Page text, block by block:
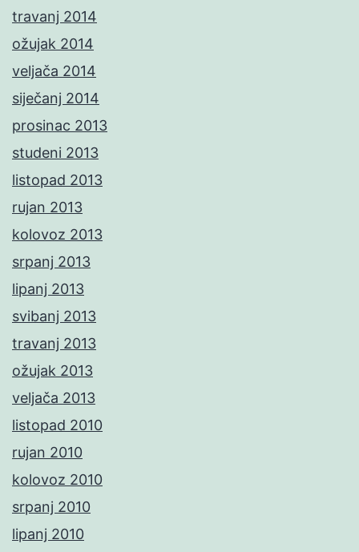
travanj 2014
ožujak 2014
veljača 2014
siječanj 2014
prosinac 2013
studeni 2013
listopad 2013
rujan 2013
kolovoz 2013
srpanj 2013
lipanj 2013
svibanj 2013
travanj 2013
ožujak 2013
veljača 2013
listopad 2010
rujan 2010
kolovoz 2010
srpanj 2010
lipanj 2010